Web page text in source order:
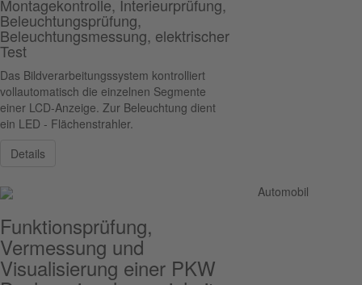
Montagekontrolle, Interieurprüfung,
Beleuchtungsprüfung,
Beleuchtungsmessung, elektrischer
Test
Das Bildverarbeitungssystem kontrolliert
vollautomatisch die einzelnen Segmente
einer LCD-Anzeige. Zur Beleuchtung dient
ein LED - Flächenstrahler.
Details
Funktionsprüfung,
Vermessung und
Visualisierung einer PKW
Automobil